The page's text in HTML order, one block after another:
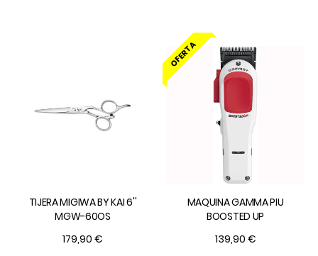
TIJERA MIGIWA BY KAI 6''
MGW-60OS
179,90 €
OFERTA
MAQUINA GAMMA PIU
BOOSTED UP
139,90 €